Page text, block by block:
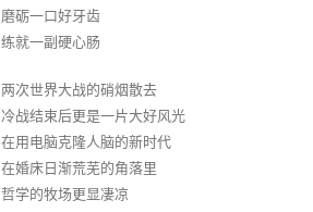
磨砺一口好牙齿
练就一副硬心肠
两次世界大战的硝烟散去
冷战结束后更是一片大好风光
在用电脑克隆人脑的新时代
在婚床日渐荒芜的角落里
哲学的牧场更显凄凉